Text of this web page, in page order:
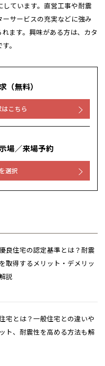
ています。直営工事や耐震
サービスの充実などに強み
ます。興味がある方は、カタ
。
（無料）
こちら
場／来場予約
選択
良住宅の認定基準とは？耐震
取得するメリット・デメリッ
説
宅とは？一般住宅との違いや
ト、耐震性を高める方法も解